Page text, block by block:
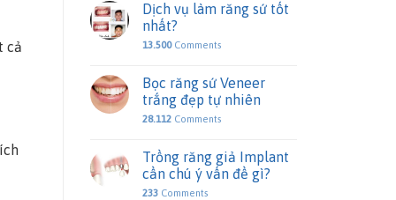
cả
Dịch vụ làm răng sứ tốt
nhất?
13.500Comments
Bọc răng sứ Veneer
trắng đẹp tự nhiên
28.112 Comments
Trồng răng giả Implant
cần chú ý vấn đề gì?
233 Comments